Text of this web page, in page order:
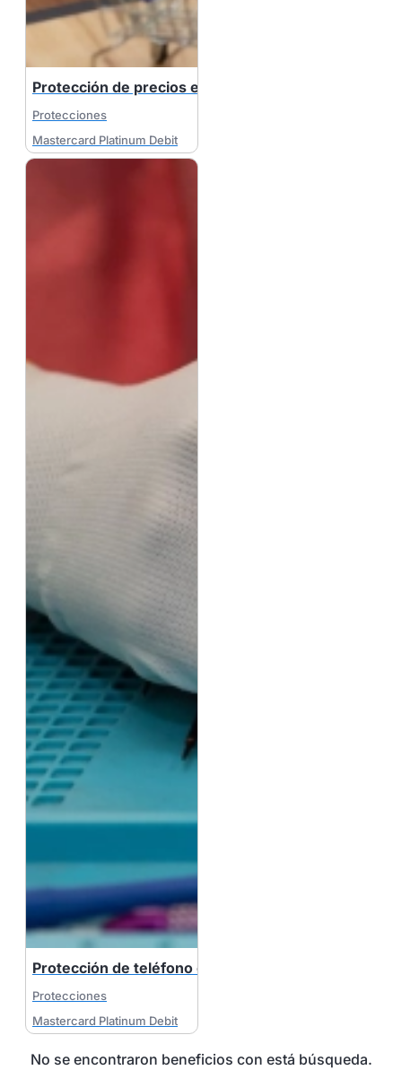
Protección de precios e-Commerce
Protecciones
Mastercard Platinum Debit
Protección de teléfono celular
Protecciones
Mastercard Platinum Debit
No se encontraron beneficios con está búsqueda.